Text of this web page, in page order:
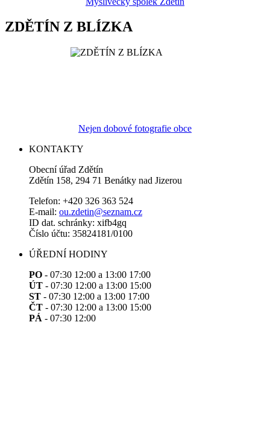
ZDĚTÍN Z BLÍZKA
Nejen dobové fotografie obce
KONTAKTY
Obecní úřad Zdětín
Zdětín 158, 294 71 Benátky nad Jizerou
Telefon: +420 326 363 524
E-mail: ou.zdetin@seznam.cz
ID dat. schránky: xifb4gq
Číslo účtu: 35824181/0100
ÚŘEDNÍ HODINY
PO - 07:30 12:00 a 13:00 17:00
ÚT - 07:30 12:00 a 13:00 15:00
ST - 07:30 12:00 a 13:00 17:00
ČT - 07:30 12:00 a 13:00 15:00
PÁ - 07:30 12:00